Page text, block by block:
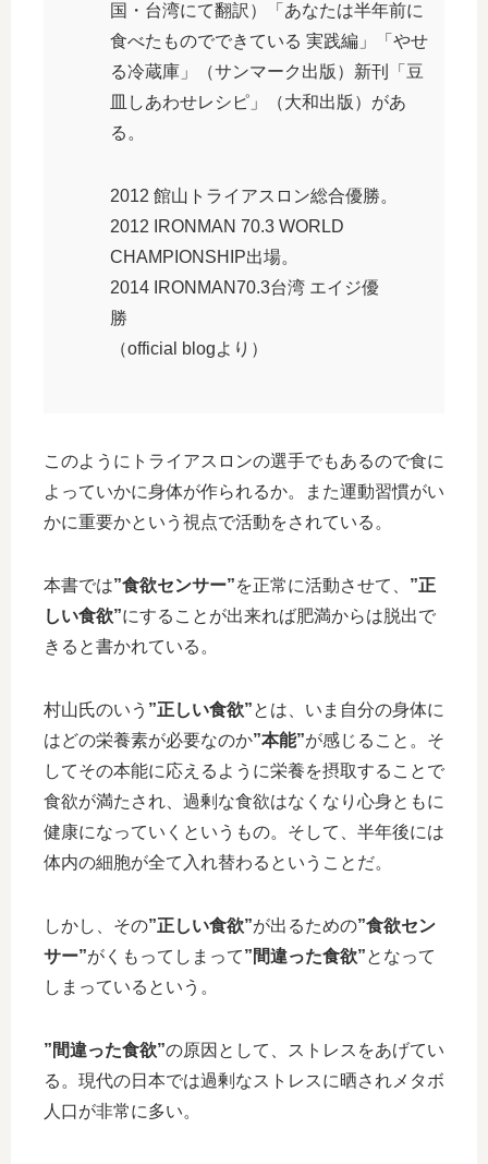
国・台湾にて翻訳）「あなたは半年前に
食べたものでできている 実践編」「やせ
る冷蔵庫」（サンマーク出版）新刊「豆
皿しあわせレシピ」（大和出版）があ
る。
2012 館山トライアスロン総合優勝。
2012 IRONMAN 70.3 WORLD
CHAMPIONSHIP出場。
2014 IRONMAN70.3台湾 エイジ優
勝
（official blogより）
このようにトライアスロンの選手でもあるので食に
よっていかに身体が作られるか。また運動習慣がい
かに重要かという視点で活動をされている。
本書では”食欲センサー”を正常に活動させて、 ”正
しい食欲”にすることが出来れば肥満からは脱出で
きると書かれている。
村山氏のいう ”正しい食欲”とは、いま自分の身体に
はどの栄養素が必要なのか”本能”が感じること。そ
してその本能に応えるように栄養を摂取することで
食欲が満たされ、過剰な食欲はなくなり心身ともに
健康になっていくというもの。そして、半年後には
体内の細胞が全て入れ替わるということだ。
しかし、その”正しい食欲”が出るための”食欲セン
サー”がくもってしまって”間違った食欲”となって
しまっているという。
”間違った食欲”の原因として、ストレスをあげてい
る。現代の日本では過剰なストレスに晒されメタボ
人口が非常に多い。